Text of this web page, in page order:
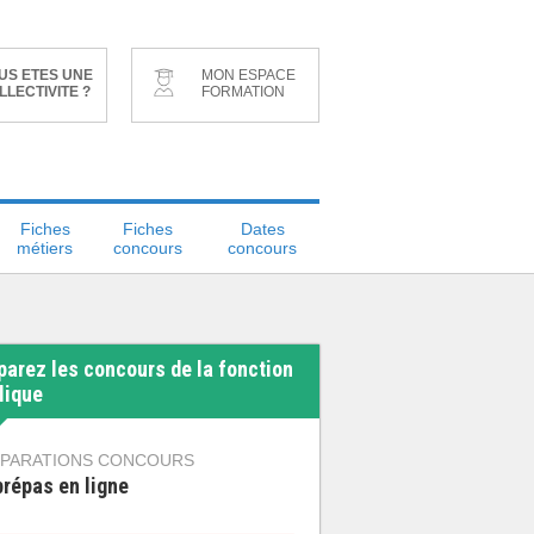
ETES UNE
?
MON ESPACE
FORMATION
Fiches
métiers
Fiches
concours
Dates
concours
les concours de la fonction
CONCOURS
en ligne